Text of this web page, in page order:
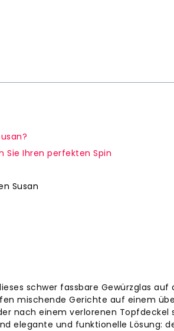
Sie Ihren perfekten Spin
Susan
schwer fassbare Gewürzglas auf
mischende Gerichte auf einem
nach einem verlorenen Topfdeckel
elegante und funktionelle Lösung: